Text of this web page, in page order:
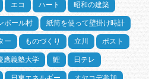
エコ ハート 昭和の建築
ボール村 紙筒を使って壁掛け時計
ー ものづくり 立川 ポスト
應義塾大学 鯉 日テレ